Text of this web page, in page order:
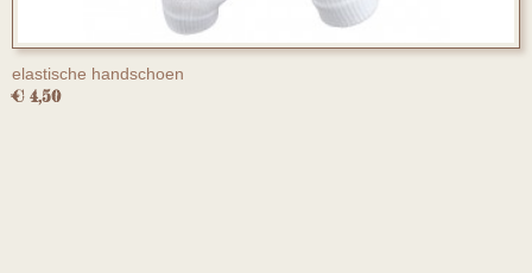
elastische handschoen
€ 4,50